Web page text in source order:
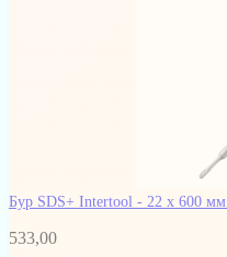
Бур SDS+ Intertool - 22 х 600 мм
533,00